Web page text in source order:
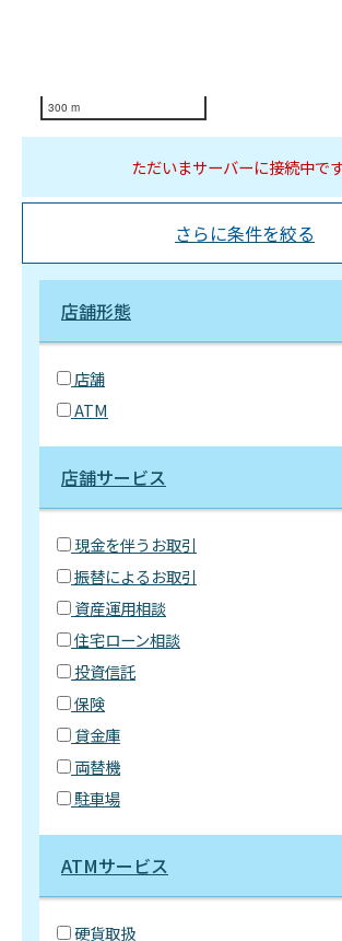
300 m
ただいまサーバーに接続中です
さらに条件を絞る
店舗形態
店舗
ATM
店舗サービス
現金を伴うお取引
振替によるお取引
資産運用相談
住宅ローン相談
投資信託
保険
貸金庫
両替機
駐車場
ATMサービス
硬貨取扱